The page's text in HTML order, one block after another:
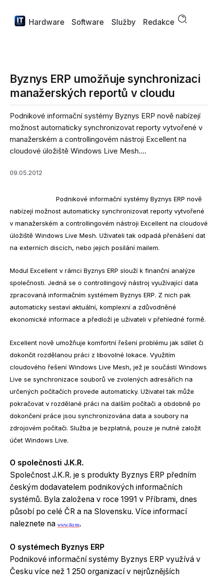
Hardware Software Služby Redakce
Byznys ERP umožňuje synchronizaci
manažerských reportů v cloudu
Podnikové informační systémy Byznys ERP nově nabízejí
možnost automaticky synchronizovat reporty vytvořené v
manažerském a controllingovém nástroji Excellent na
cloudové úložiště Windows Live Mesh....
09.05.2012
Podnikové informační systémy Byznys ERP nově
nabízejí možnost automaticky synchronizovat reporty vytvořené
v manažerském a controllingovém nástroji Excellent na cloudové
úložiště Windows Live Mesh. Uživateli tak odpadá přenášení dat
na externích discích, nebo jejich posílání mailem.
Modul Excellent v rámci Byznys ERP slouží k finanční analýze
společnosti. Jedná se o controllingový nástroj využívající data
zpracovaná informačním systémem Byznys ERP. Z nich pak
automaticky sestaví aktuální, komplexní a zdůvodněné
ekonomické informace a předloží je uživateli v přehledné formě.
Excellent nově umožňuje komfortní řešení problému jak sdílet či
dokončit rozdělanou práci z libovolné lokace. Využitím
cloudového řešení Windows Live Mesh, jež je součástí Windows
Live se synchronizace souborů ve zvolených adresářích na
určených počítačích provede automaticky. Uživatel tak může
pokračovat v rozdělané práci na dalším počítači a obdobně po
dokončení práce jsou synchronizována data a soubory na
zdrojovém počítači. Služba je bezplatná, pouze je nutné založit
účet Windows Live.
O společnosti J.K.R.
Společnost J.K.R. je s produkty Byznys ERP předním
českým dodavatelem podnikových informačních
systémů. Byla založena v roce 1991 v Příbrami, dnes
působí po celé ČR a na Slovensku. Více informací
naleznete na www.jkr.eu.
O systémech Byznys ERP
Podnikové informační systémy Byznys ERP využívá v
Česku více než 1 250 organizací v nejrůznějších